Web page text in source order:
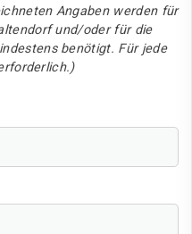
Angaben werden für
und/oder für die
benötigt. Für jede